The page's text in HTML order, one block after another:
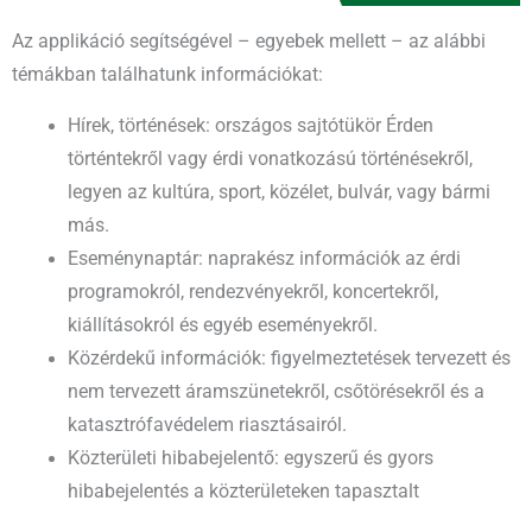
Az applikáció segítségével – egyebek mellett – az alábbi
témákban találhatunk információkat:
Hírek, történések: országos sajtótükör Érden
történtekről vagy érdi vonatkozású történésekről,
legyen az kultúra, sport, közélet, bulvár, vagy bármi
más.
Eseménynaptár: naprakész információk az érdi
programokról, rendezvényekről, koncertekről,
kiállításokról és egyéb eseményekről.
Közérdekű információk: figyelmeztetések tervezett és
nem tervezett áramszünetekről, csőtörésekről és a
katasztrófavédelem riasztásairól.
Közterületi hibabejelentő: egyszerű és gyors
hibabejelentés a közterületeken tapasztalt